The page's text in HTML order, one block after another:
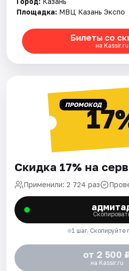
Площадка: МВЦ Казань Экспо
Билеты со
на Kassir.ru
ПРОМОКОД
Скидка 17% на
Применили: 2 724 раз
1 шаг. Скопируйте
от 2 500
на Kassir.ru